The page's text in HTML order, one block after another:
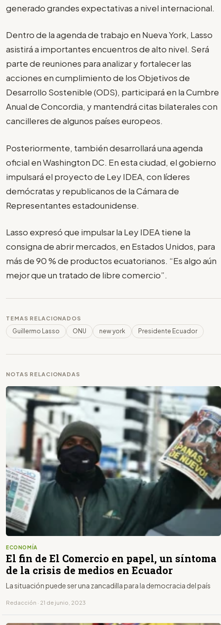
generado grandes expectativas a nivel internacional.
Dentro de la agenda de trabajo en Nueva York, Lasso
asistirá a importantes encuentros de alto nivel. Será
parte de reuniones para analizar y fortalecer las
acciones en cumplimiento de los Objetivos de
Desarrollo Sostenible (ODS), participará en la Cumbre
Anual de Concordia, y mantendrá citas bilaterales con
cancilleres de algunos países europeos.
Posteriormente, también desarrollará una agenda
oficial en Washington DC. En esta ciudad, el gobierno
impulsará el proyecto de Ley IDEA, con líderes
demócratas y republicanos de la Cámara de
Representantes estadounidense.
Lasso expresó que impulsar la Ley IDEA tiene la
consigna de abrir mercados, en Estados Unidos, para
más de 90 % de productos ecuatorianos. “Es algo aún
mejor que un tratado de libre comercio”.
TEMAS RELACIONADOS
Guillermo Lasso ONU new york Presidente Ecuador
NOTAS RELACIONADAS
ECONOMÍA
El fin de El Comercio en papel, un síntoma
de la crisis de medios en Ecuador
La situación puede ser una zancadilla para la democracia del país
Redacción · 21 de junio, 2023